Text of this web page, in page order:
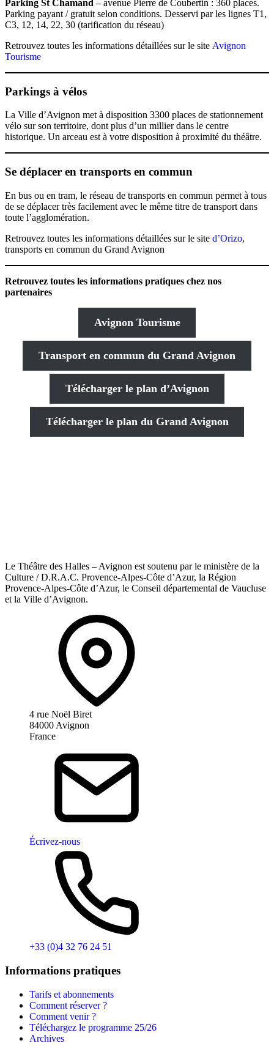
Parking St Chamand – avenue Pierre de Coubertin : 360 places.
Parking payant / gratuit selon conditions. Desservi par les lignes T1,
C3, 12, 14, 22, 30 (tarification du réseau)
Retrouvez toutes les informations détaillées sur le site Avignon
Tourisme
Parkings à vélos
La Ville d’Avignon met à disposition 3300 places de stationnement
vélo sur son territoire, dont plus d’un millier dans le centre
historique. Un arceau est à votre disposition à proximité du théâtre.
Se déplacer en transports en commun
En bus ou en tram, le réseau de transports en commun permet à tous
de se déplacer très facilement avec le même titre de transport dans
toute l’agglomération.
Retrouvez toutes les informations détaillées sur le site d’Orizo,
transports en commun du Grand Avignon
Retrouvez toutes les informations pratiques chez nos
partenaires
Avignon Tourisme
Transport en commun du Grand Avignon
Télécharger le plan d’Avignon
Télécharger le plan du Grand Avignon
Le Théâtre des Halles – Avignon est soutenu par le ministère de la
Culture / D.R.A.C. Provence-Alpes-Côte d’Azur, la Région
Provence-Alpes-Côte d’Azur, le Conseil départemental de Vaucluse
et la Ville d’Avignon.
4 rue Noël Biret
84000 Avignon
France
Écrivez-nous
+33 (0)4 32 76 24 51
Informations pratiques
Tarifs et abonnements
Comment réserver ?
Comment venir ?
Téléchargez le programme 25/26
Archives